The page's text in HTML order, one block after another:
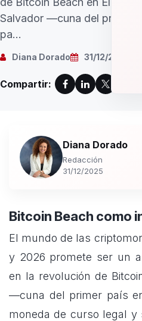
Salvador —cuna del primer
pa...
Diana Dorado 31/12/2025
Compartir:
Diana Dorado
Redacción
31/12/2025
Bitcoin Beach como
El mundo de las
y 2026 promete ser un
en la revolución de
—cuna del primer país
moneda de curso legal y